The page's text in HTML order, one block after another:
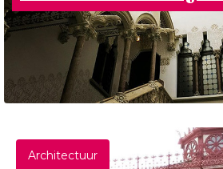
Architectuur